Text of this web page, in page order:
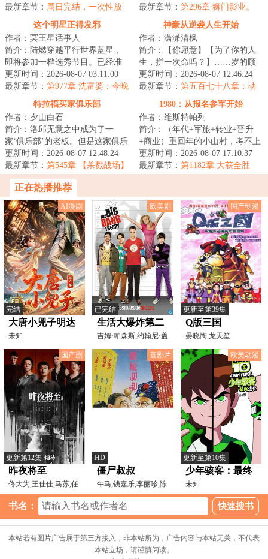
语乐...
最新章节： 周日完结，一次性放
阅兵场上。本想...
最新章节： 第296章 狮门影业。
《我是山姆》。（求月票！）
这个明星正得发邪
作者：冥王星话事人
简介：陆燃穿越平行世界蓝星，
即将参加一档选秀节目。已经准
备好靠抽象出圈的他，却绑定了
一个正能量文娱...
更新时间：2026-08-07 03:11:00
最新章节： 第977章 沈富婆：今晚
我要累死你
神豪从逆袭人生开始
作者：潇潇清枫
简介：【你愿意】【为了你的人
生，拼一次命吗？】……岁的顾
珩，双脚深陷泥泞。当命运荆棘
递向他的那一刻...
更新时间：2026-08-07 12:46:24
最新章节： 第五百七十八章：动
荡与机遇并存
特拉福买家俱乐部
作者：夕山白石
简介：洛邱无意之中成为了一
家‘俱乐部’的老板。但是这家俱乐
部好奇怪。它不仅仅拥有一个工
作了三百年的...
更新时间：2026-08-07 12:48:24
最新章节： 第545章 【杀戮战场】
1980：从报名参军开始
作者：维斯特帕列
简介：（年代+军旅+转业+晋升
+商业）重回年的小山村，考不上
大学，做不了生意，想要跳出农
门，似乎只有报...
更新时间：2026-08-07 17:10:37
最新章节： 第1182章 大获全胜
正在热播推荐
AI漫剧
完结
大唐小兕子明达
第六季
未知
欧美剧
已完结
生活大爆炸第二
季
吉姆·帕森斯,约翰尼·盖
尔克奇,凯莉·库柯
国产动漫
更新至第39集
Q版三国
晏晓陶,龙天笙
国产剧
更新第12集
昨夜将至
佟大为,王佳佳,马苏,任
重,江疏影,张百乔,葛
喜剧片
HD
僵尸叔叔
午马,钱嘉乐,李丽珍,陈
友,元华,王玉环
欧美动漫
更新至第10集
少年骇客：最终
进化第四季
未知
书名：
本站若有图片广告属于第三方接入，非本站所为，广告内容与本站无关，不代表
本站立场，请谨慎阅读。